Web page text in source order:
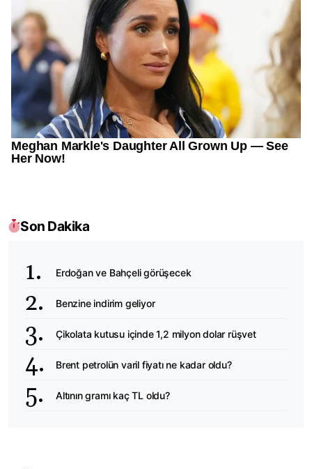
Son Dakika
Erdoğan ve Bahçeli görüşecek
Benzine indirim geliyor
Çikolata kutusu içinde 1,2 milyon dolar rüşvet
Brent petrolün varil fiyatı ne kadar oldu?
Altının gramı kaç TL oldu?